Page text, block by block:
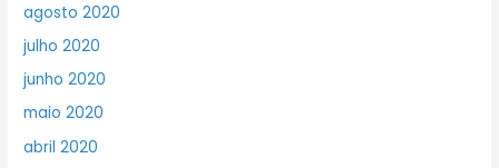
agosto 2020
julho 2020
junho 2020
maio 2020
abril 2020